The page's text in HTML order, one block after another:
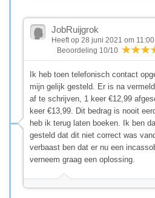
JobRuijgrok
Heeft op 28 juni 2021 om
Beoordeling 10/10
Ik heb toen telefonisch contact
mijn gelijk gesteld. Er is na
af te schrijven, 1 keer €12,99
keer €13,99. Dit bedrag is nooit
heb ik terug laten boeken. Ik ben
gesteld dat dit niet correct was
verbaast ben dat er nu een
verneem graag een oplossing.